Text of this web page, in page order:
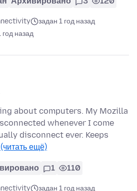
задан 1 год назад
год назад
about computers. My Mozilla
whenever I come
disconnect ever. Keeps
(читать ещё)
1 110
задан 1 год назад